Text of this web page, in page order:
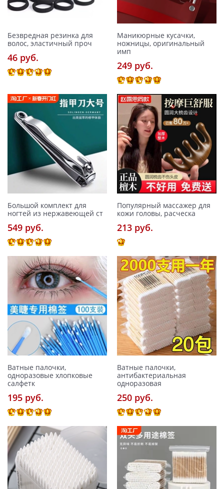
Безвредная резинка для
волос, эластичный проч
46 pуб.
Маникюрные кусачки,
ножницы, оригинальный
имп
249 pуб.
Большой комплект для
ногтей из нержавеющей ст
549 pуб.
Популярный массажер для
кожи головы, расческа
213 pуб.
Ватные палочки,
одноразовые хлопковые
салфетк
195 pуб.
Ватные палочки,
антибактериальная
одноразовая
250 pуб.